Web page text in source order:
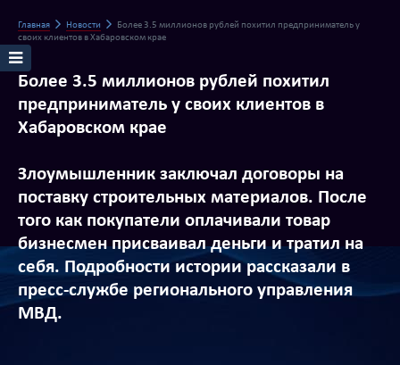
Главная Новости
Более 3.5 миллионов рублей похитил предприниматель у
своих клиентов в Хабаровском крае
Более 3.5 миллионов рублей похитил
предприниматель у своих клиентов в
Хабаровском крае
Злоумышленник заключал договоры на
поставку строительных материалов. После
того как покупатели оплачивали товар
бизнесмен присваивал деньги и тратил на
себя. Подробности истории рассказали в
пресс-службе регионального управления
МВД.